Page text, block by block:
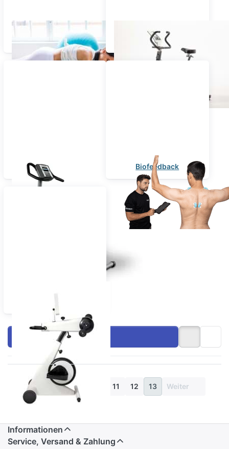
Functional Training
ENRAF-NONIUS
Trainingstherapie MD
ErgoFit Biofeedback
Filtern & Sortieren
Zurück 1 11 12 13 Weiter
Informationen
Service, Versand & Zahlung